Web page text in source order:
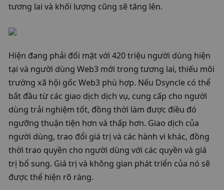
tương lai và khối lượng cũng sẽ tăng lên.
Hiện đang phải đối mặt với 420 triệu người dùng hiện
tại và người dùng Web3 mới trong tương lai, thiếu môi
trường xã hội gốc Web3 phù hợp. Nếu Dsyncle có thể
bắt đầu từ các giao dịch dịch vụ, cung cấp cho người
dùng trải nghiệm tốt, đồng thời làm được điều đó
ngưỡng thuận tiện hơn và thấp hơn. Giao dịch của
người dùng, trao đổi giá trị và các hành vi khác, đồng
thời trao quyền cho người dùng với các quyền và giá
trị bổ sung. Giá trị và không gian phát triển của nó sẽ
được thể hiện rõ ràng.